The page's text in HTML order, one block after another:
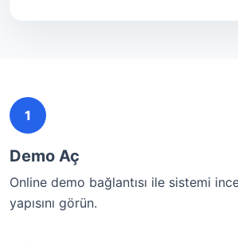
1
Demo Aç
Online demo bağlantısı ile sistemi
yapısını görün.